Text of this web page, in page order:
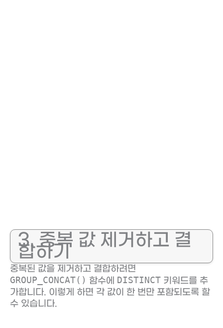
3. 중복 값 제거하고 결
합하기
중복된 값을 제거하고 결합하려면
GROUP_CONCAT() 함수에 DISTINCT 키워드를 추
가합니다. 이렇게 하면 각 값이 한 번만 포함되도록 할
수 있습니다.